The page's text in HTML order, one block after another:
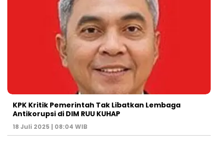
KPK Kritik Pemerintah Tak Libatkan Lembaga
Antikorupsi di DIM RUU KUHAP
18 Juli 2025 | 08:04 WIB